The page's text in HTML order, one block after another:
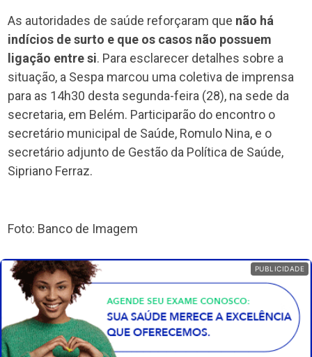
As autoridades de saúde reforçaram que não há
indícios de surto e que os casos não possuem
ligação entre si. Para esclarecer detalhes sobre a
situação, a Sespa marcou uma coletiva de imprensa
para as 14h30 desta segunda-feira (28), na sede da
secretaria, em Belém. Participarão do encontro o
secretário municipal de Saúde, Romulo Nina, e o
secretário adjunto de Gestão da Política de Saúde,
Sipriano Ferraz.
Foto: Banco de Imagem
PUBLICIDADE